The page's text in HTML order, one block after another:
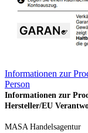
Informationen zur
Person
Informationen zur
Hersteller/EU
MASA Handelsagentur